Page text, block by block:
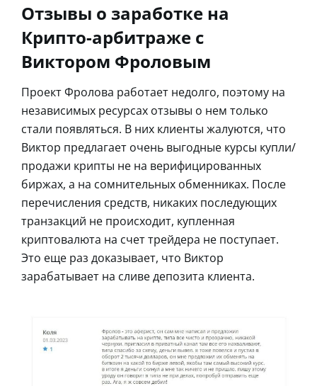
Отзывы о заработке на
Крипто-арбитраже с
Виктором Фроловым
Проект Фролова работает недолго, поэтому на
независимых ресурсах отзывы о нем только
стали появляться. В них клиенты жалуются, что
Виктор предлагает очень выгодные курсы купли/
продажи крипты не на верифицированных
биржах, а на сомнительных обменниках. После
перечисления средств, никаких последующих
транзакций не происходит, купленная
криптовалюта на счет трейдера не поступает.
Это еще раз доказывает, что Виктор
зарабатывает на сливе депозита клиента.